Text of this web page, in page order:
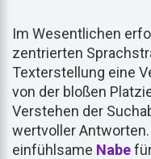
Im Wesentlichen
zentrierten
Texterstellung eine
von der bloßen
Verstehen der
wertvoller
einfühlsame Nabe